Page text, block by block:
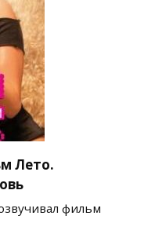
Лето.
фильм